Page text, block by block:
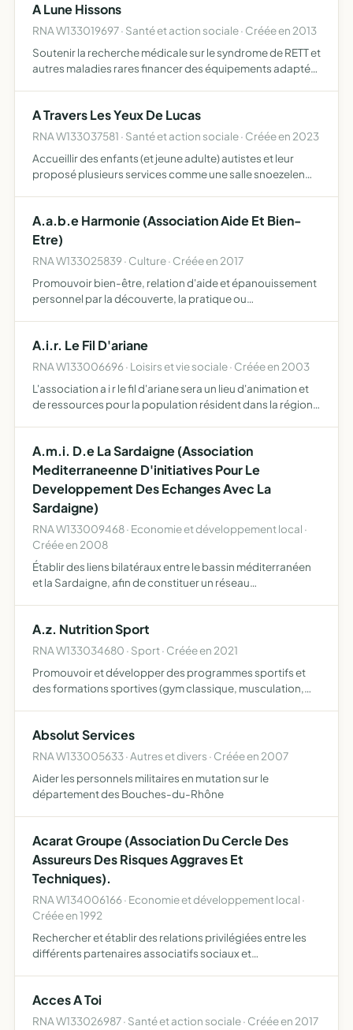
A Lune Hissons
RNA W133019697 · Santé et action sociale · Créée en 2013
Soutenir la recherche médicale sur le syndrome de RETT et
autres maladies rares financer des équipements adaptés
pédagogiques po…
A Travers Les Yeux De Lucas
RNA W133037581 · Santé et action sociale · Créée en 2023
Accueillir des enfants (et jeune adulte) autistes et leur
proposé plusieurs services comme une salle snoezelen
un sou…
A.a.b.e Harmonie (Association Aide Et Bien-
Etre)
RNA W133025839 · Culture · Créée en 2017
Promouvoir bien-être, relation d'aide et épanouissement
personnel par la découverte, la pratique ou
Corporelle et Em…
A.i.r. Le Fil D'ariane
RNA W133006696 · Loisirs et vie sociale · Créée en 2003
L'association a i r le fil d'ariane sera un lieu d'animation et
de ressources pour la population résident dans la région
A.m.i. D.e La Sardaigne (Association
Mediterraneenne D'initiatives Pour Le
Developpement Des Echanges Avec La
Sardaigne)
RNA W133009468 · Economie et développement local ·
Créée en 2008
Établir des liens bilatéraux entre le bassin méditerranéen
et la Sardaigne, afin de constituer un réseau
A.z. Nutrition Sport
RNA W133034680 · Sport · Créée en 2021
Promouvoir et développer des programmes sportifs et
des formations sportives (gym classique, musculation,
prog…
Absolut Services
RNA W133005633 · Autres et divers · Créée en 2007
Aider les personnels militaires en mutation sur le
département des Bouches-du-Rhône
Acarat Groupe (Association Du Cercle Des
Assureurs Des Risques Aggraves Et
Techniques).
RNA W134006166 · Economie et développement local ·
Créée en 1992
Rechercher et établir des relations privilégiées entre les
différents partenaires associatifs sociaux et
retenues dans…
Acces A Toi
RNA W133026987 · Santé et action sociale · Créée en 2017